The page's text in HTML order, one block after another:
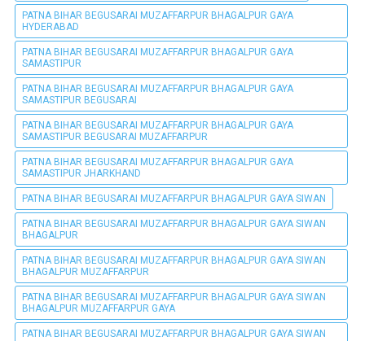
PATNA BIHAR BEGUSARAI MUZAFFARPUR BHAGALPUR GAYA
HYDERABAD
PATNA BIHAR BEGUSARAI MUZAFFARPUR BHAGALPUR GAYA
SAMASTIPUR
PATNA BIHAR BEGUSARAI MUZAFFARPUR BHAGALPUR GAYA
SAMASTIPUR BEGUSARAI
PATNA BIHAR BEGUSARAI MUZAFFARPUR BHAGALPUR GAYA
SAMASTIPUR BEGUSARAI MUZAFFARPUR
PATNA BIHAR BEGUSARAI MUZAFFARPUR BHAGALPUR GAYA
SAMASTIPUR JHARKHAND
PATNA BIHAR BEGUSARAI MUZAFFARPUR BHAGALPUR GAYA SIWAN
PATNA BIHAR BEGUSARAI MUZAFFARPUR BHAGALPUR GAYA SIWAN
BHAGALPUR
PATNA BIHAR BEGUSARAI MUZAFFARPUR BHAGALPUR GAYA SIWAN
BHAGALPUR MUZAFFARPUR
PATNA BIHAR BEGUSARAI MUZAFFARPUR BHAGALPUR GAYA SIWAN
BHAGALPUR MUZAFFARPUR GAYA
PATNA BIHAR BEGUSARAI MUZAFFARPUR BHAGALPUR GAYA SIWAN